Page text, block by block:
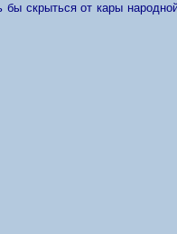
скрыться от кары